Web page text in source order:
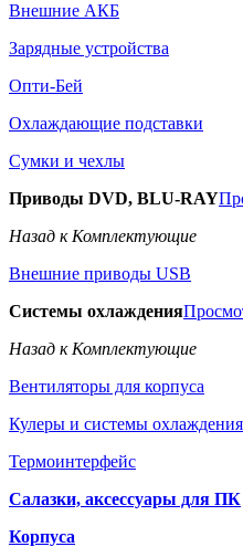
Внешние АКБ
Зарядные устройства
Опти-Бей
Охлаждающие подставки
Сумки и чехлы
Приводы DVD, BLU-RAY
Назад к Комплектующие
Внешние приводы USB
Системы охлаждения
Назад к Комплектующие
Вентиляторы для корпуса
Кулеры и системы охлаждения
Термоинтерфейс
Салазки, аксессуары для ПК
Корпуса